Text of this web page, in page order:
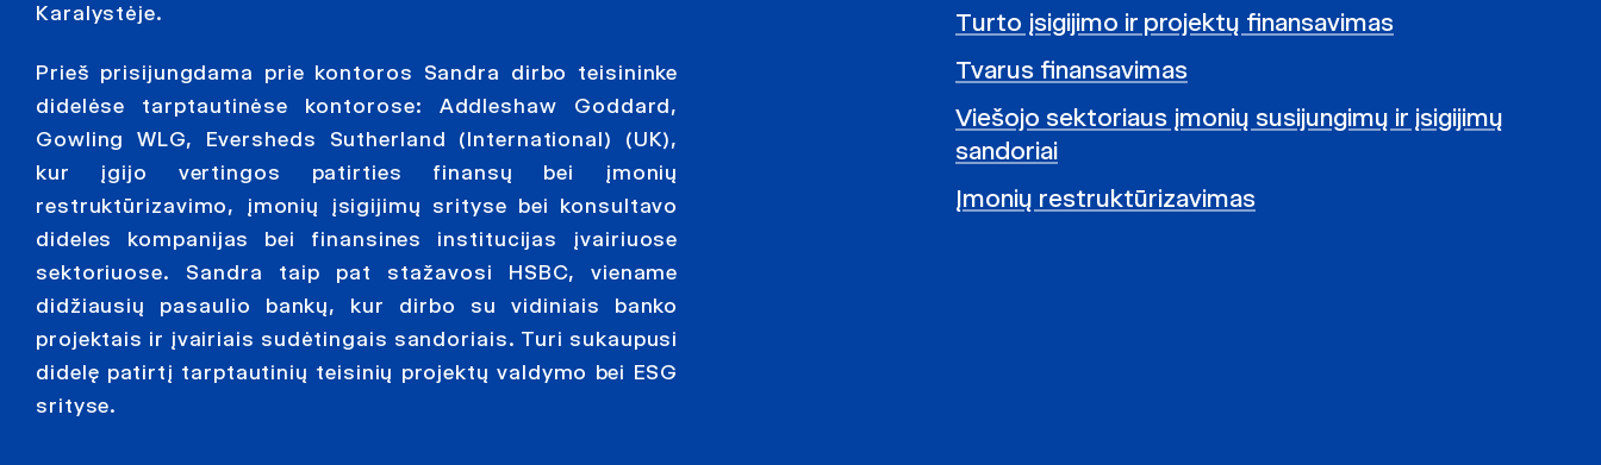
Karalystėje.
Prieš prisijungdama prie kontoros Sandra dirbo teisininke
didelėse tarptautinėse kontorose: Addleshaw Goddard,
Gowling WLG, Eversheds Sutherland (International) (UK),
kur įgijo vertingos patirties finansų bei įmonių
restruktūrizavimo, įmonių įsigijimų srityse bei konsultavo
dideles kompanijas bei finansines institucijas įvairiuose
sektoriuose. Sandra taip pat stažavosi HSBC, viename
didžiausių pasaulio bankų, kur dirbo su vidiniais banko
projektais ir įvairiais sudėtingais sandoriais. Turi sukaupusi
didelę patirtį tarptautinių teisinių projektų valdymo bei ESG
srityse.
Turto įsigijimo ir projektų finansavimas
Tvarus finansavimas
Viešojo sektoriaus įmonių susijungimų ir įsigijimų
sandoriai
Įmonių restruktūrizavimas